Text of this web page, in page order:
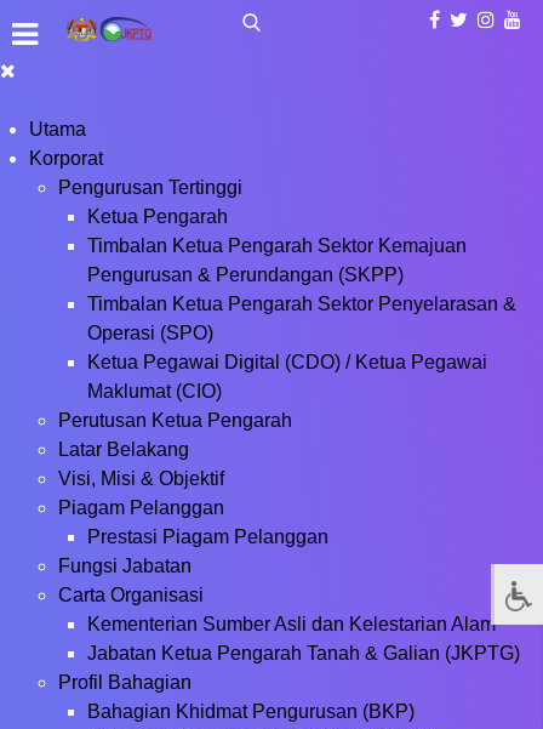
Utama
Korporat
Pengurusan Tertinggi
Ketua Pengarah
Timbalan Ketua Pengarah Sektor Kemajuan
Pengurusan & Perundangan (SKPP)
Timbalan Ketua Pengarah Sektor Penyelarasan &
Operasi (SPO)
Ketua Pegawai Digital (CDO) / Ketua Pegawai
Maklumat (CIO)
Perutusan Ketua Pengarah
Latar Belakang
Visi, Misi & Objektif
Piagam Pelanggan
Prestasi Piagam Pelanggan
Fungsi Jabatan
Carta Organisasi
Kementerian Sumber Asli dan Kelestarian Alam
Jabatan Ketua Pengarah Tanah & Galian (JKPTG)
Profil Bahagian
Bahagian Khidmat Pengurusan (BKP)